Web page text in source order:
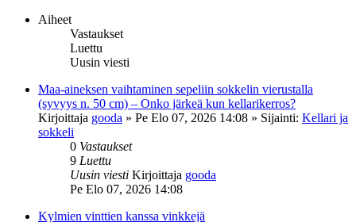
Aiheet
Vastaukset
Luettu
Uusin viesti
Maa-aineksen vaihtaminen sepeliin sokkelin vierustalla
(syvyys n. 50 cm) – Onko järkeä kun kellarikerros?
Kirjoittaja gooda » Pe Elo 07, 2026 14:08 » Sijainti: Kellari ja
sokkeli
0 Vastaukset
9 Luettu
Uusin viesti Kirjoittaja gooda
Pe Elo 07, 2026 14:08
Kylmien vinttien kanssa vinkkejä